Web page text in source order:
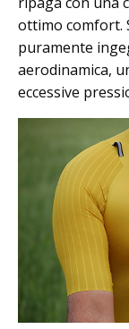
ottimo comfort.
puramente
aerodinamica,
eccessive